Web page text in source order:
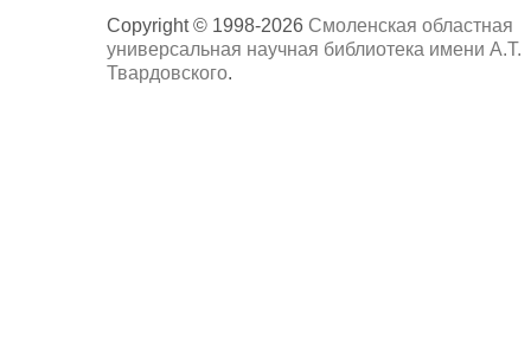
Copyright © 1998-2026 Смоленская областная
универсальная научная библиотека имени А.Т.
Твардовского.